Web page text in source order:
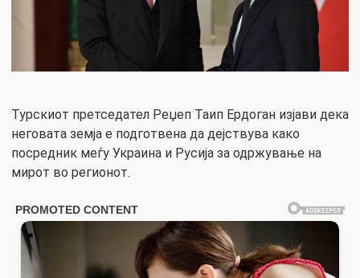
Турскиот претседател Реџеп Таип Ердоган изјави дека
неговата земја е подготвена да дејствува како
посредник меѓу Украина и Русија за одржување на
мирот во регионот.